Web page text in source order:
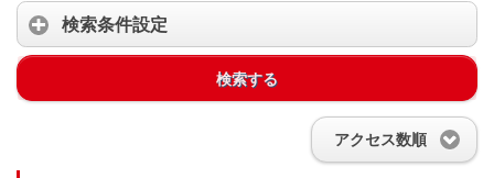
検索条件設定
検索する
アクセス数順